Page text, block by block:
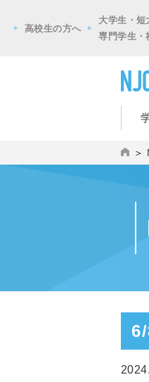
高校生の方へ
大学生・短
専門学生・